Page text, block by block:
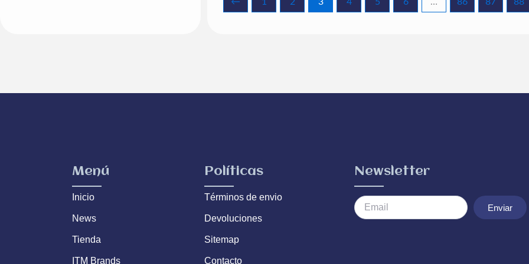
← 1 2 3 4 5 6 … 86 87 88
Menú
Inicio
News
Tienda
ITM Brands
Políticas
Términos de envio
Devoluciones
Sitemap
Contacto
Newsletter
Enviar